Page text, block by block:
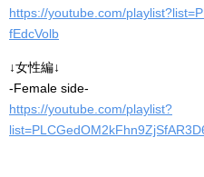
https://youtube.com/
fEdcVolb
↓女性編↓
-Female side-
https://youtube.com/playlist?